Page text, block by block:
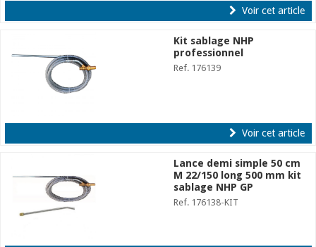
Voir cet article
Kit sablage NHP
professionnel
Ref. 176139
Voir cet article
Lance demi simple 50 cm
M 22/150 long 500 mm kit
sablage NHP GP
Ref. 176138-KIT